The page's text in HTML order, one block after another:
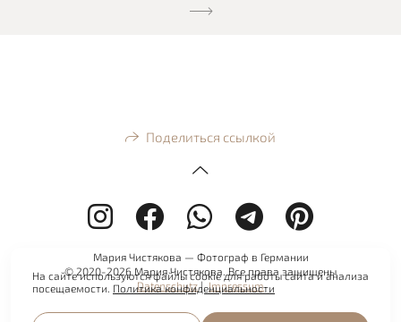
Поделиться ссылкой
Мария Чистякова — Фотограф в Германии
© 2020-2026 Мария Чистякова. Все права защищены
Datenschutz|Impressum
На сайте используются файлы cookie для работы сайта и анализа
посещаемости. Политика конфиденциальности